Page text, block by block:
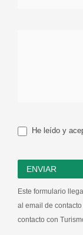
He leído y
ENVIAR
Este formulario
al email de
contacto con